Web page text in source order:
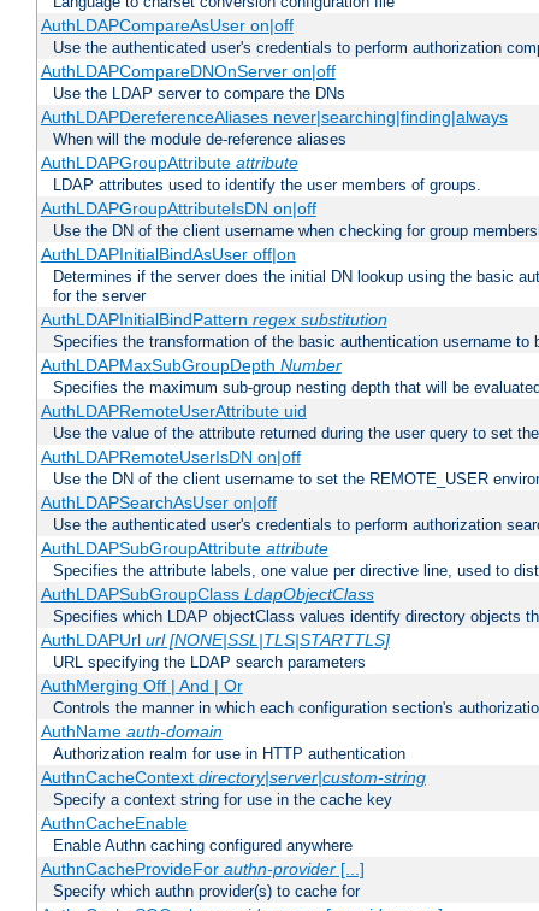
AuthLDAPCompareAsUser on|off
Use the authenticated user's credentials to perform authorization
AuthLDAPCompareDNOnServer on|off
Use the LDAP server to compare the DNs
AuthLDAPDereferenceAliases never|searching|finding|always
When will the module de-reference aliases
AuthLDAPGroupAttribute attribute
LDAP attributes used to identify the user members of groups.
AuthLDAPGroupAttributeIsDN on|off
Use the DN of the client username when checking for group
AuthLDAPInitialBindAsUser off|on
Determines if the server does the initial DN lookup using the basic
for the server
AuthLDAPInitialBindPattern regex substitution
Specifies the transformation of the basic authentication username
AuthLDAPMaxSubGroupDepth Number
Specifies the maximum sub-group nesting depth that will be
AuthLDAPRemoteUserAttribute uid
Use the value of the attribute returned during the user query to set
AuthLDAPRemoteUserIsDN on|off
Use the DN of the client username to set the REMOTE_USER
AuthLDAPSearchAsUser on|off
Use the authenticated user's credentials to perform authorization
AuthLDAPSubGroupAttribute attribute
Specifies the attribute labels, one value per directive line, used to
AuthLDAPSubGroupClass LdapObjectClass
Specifies which LDAP objectClass values identify directory objects
AuthLDAPUrl url [NONE|SSL|TLS|STARTTLS]
URL specifying the LDAP search parameters
AuthMerging Off | And | Or
Controls the manner in which each configuration section's
AuthName auth-domain
Authorization realm for use in HTTP authentication
AuthnCacheContext directory|server|custom-string
Specify a context string for use in the cache key
AuthnCacheEnable
Enable Authn caching configured anywhere
AuthnCacheProvideFor authn-provider[...]
Specify which authn provider(s) to cache for